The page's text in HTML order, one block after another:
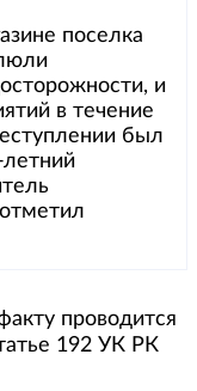
поселка
и
в течение
был
проводится
192 УК РК